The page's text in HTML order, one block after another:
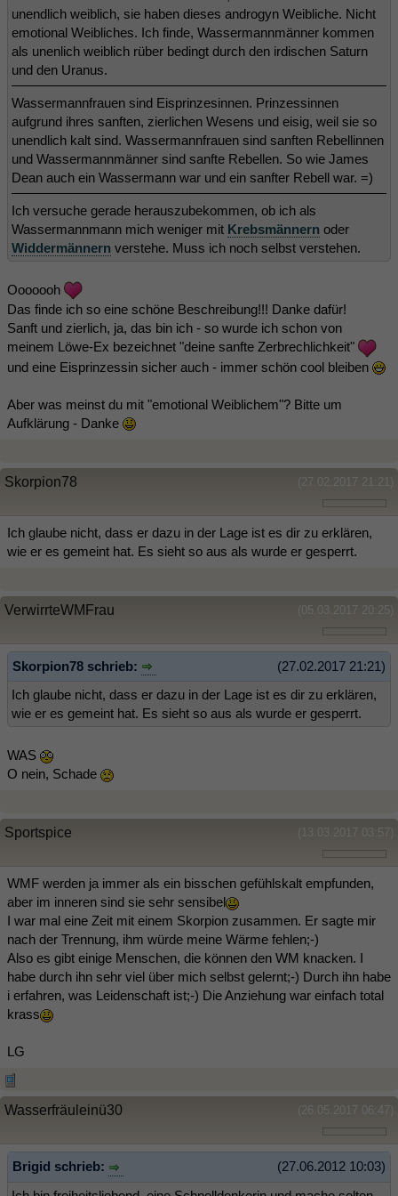
unendlich weiblich, sie haben dieses androgyn Weibliche. Nicht
emotional Weibliches. Ich finde, Wassermannmänner kommen
als unenlich weiblich rüber bedingt durch den irdischen Saturn
und den Uranus.
Wassermannfrauen sind Eisprinzesinnen. Prinzessinnen
aufgrund ihres sanften, zierlichen Wesens und eisig, weil sie so
unendlich kalt sind. Wassermannfrauen sind sanften Rebellinnen
und Wassermannmänner sind sanfte Rebellen. So wie James
Dean auch ein Wassermann war und ein sanfter Rebell war. =)
Ich versuche gerade herauszubekommen, ob ich als
Wassermannmann mich weniger mit Krebsmännern oder
Widdermännern verstehe. Muss ich noch selbst verstehen.
Ooooooh
Das finde ich so eine schöne Beschreibung!!! Danke dafür!
Sanft und zierlich, ja, das bin ich - so wurde ich schon von
meinem Löwe-Ex bezeichnet "deine sanfte Zerbrechlichkeit"
und eine Eisprinzessin sicher auch - immer schön cool bleiben
Aber was meinst du mit "emotional Weiblichem"? Bitte um
Aufklärung - Danke
(27.02.2017 21:21)
Skorpion78
Ich glaube nicht, dass er dazu in der Lage ist es dir zu erklären,
wie er es gemeint hat. Es sieht so aus als wurde er gesperrt.
(05.03.2017 20:25)
VerwirrteWMFrau
(27.02.2017 21:21)
Skorpion78 schrieb:
Ich glaube nicht, dass er dazu in der Lage ist es dir zu erklären,
wie er es gemeint hat. Es sieht so aus als wurde er gesperrt.
WAS
O nein, Schade
(13.03.2017 03:57)
Sportspice
WMF werden ja immer als ein bisschen gefühlskalt empfunden,
aber im inneren sind sie sehr sensibel
I war mal eine Zeit mit einem Skorpion zusammen. Er sagte mir
nach der Trennung, ihm würde meine Wärme fehlen;-)
Also es gibt einige Menschen, die können den WM knacken. I
habe durch ihn sehr viel über mich selbst gelernt;-) Durch ihn habe
i erfahren, was Leidenschaft ist;-) Die Anziehung war einfach total
krass
LG
(26.05.2017 06:47)
Wasserfräuleinü30
(27.06.2012 10:03)
Brigid schrieb: